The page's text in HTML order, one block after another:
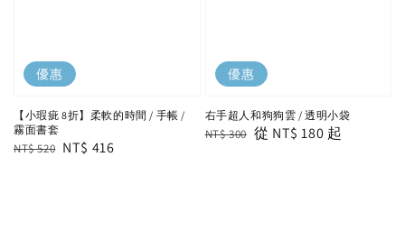
優惠
【小瑕疵 8折】柔軟的時間 / 手帳 /
霧面書套
Regular
NT$ 520 Sale
NT$ 416
優惠
右手超人和狗狗雲 / 透明小袋
Regular
NT$ 300 Sale
從 NT$ 180 起